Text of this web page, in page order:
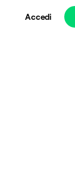
Accedi